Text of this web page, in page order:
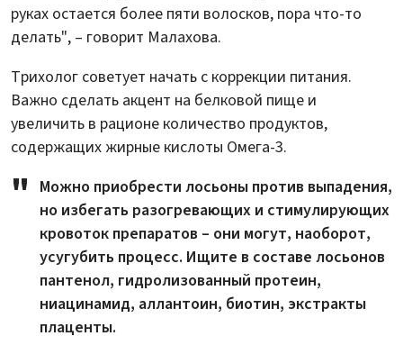
руках остается более пяти волосков, пора что-то
делать", – говорит Малахова.
Трихолог советует начать с коррекции питания.
Важно сделать акцент на белковой пище и
увеличить в рационе количество продуктов,
содержащих жирные кислоты Омега-3.
Можно приобрести лосьоны против выпадения,
но избегать разогревающих и стимулирующих
кровоток препаратов – они могут, наоборот,
усугубить процесс. Ищите в составе лосьонов
пантенол, гидролизованный протеин,
ниацинамид, аллантоин, биотин, экстракты
плаценты.